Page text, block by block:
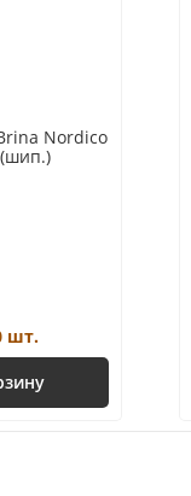
Nordico
(шип.)
шт.